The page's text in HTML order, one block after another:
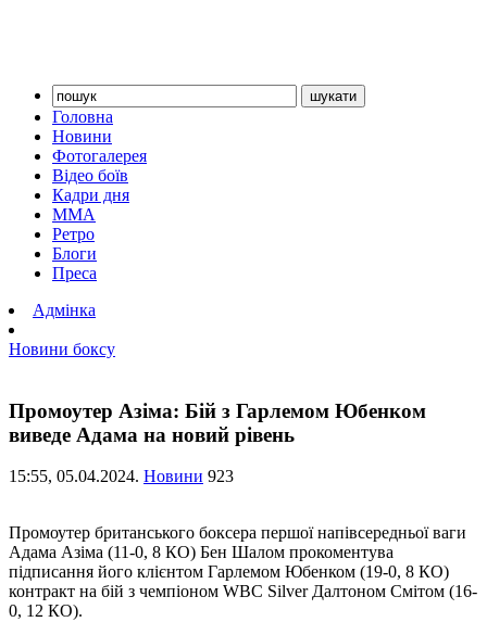
Головна
Новини
Фотогалерея
Відео боїв
Кадри дня
ММА
Ретро
Блоги
Преса
Адмінка
Новини боксу
Промоутер Азіма: Бій з Гарлемом Юбенком
виведе Адама на новий рівень
15:55, 05.04.2024. Новини 923
Промоутер британського боксера першої напівсередньої ваги
Адама Азіма (11-0, 8 КО) Бен Шалом прокоментува
підписання його клієнтом Гарлемом Юбенком (19-0, 8 КО)
контракт на бій з чемпіоном WBC Silver Далтоном Смітом (16-
0, 12 КО).